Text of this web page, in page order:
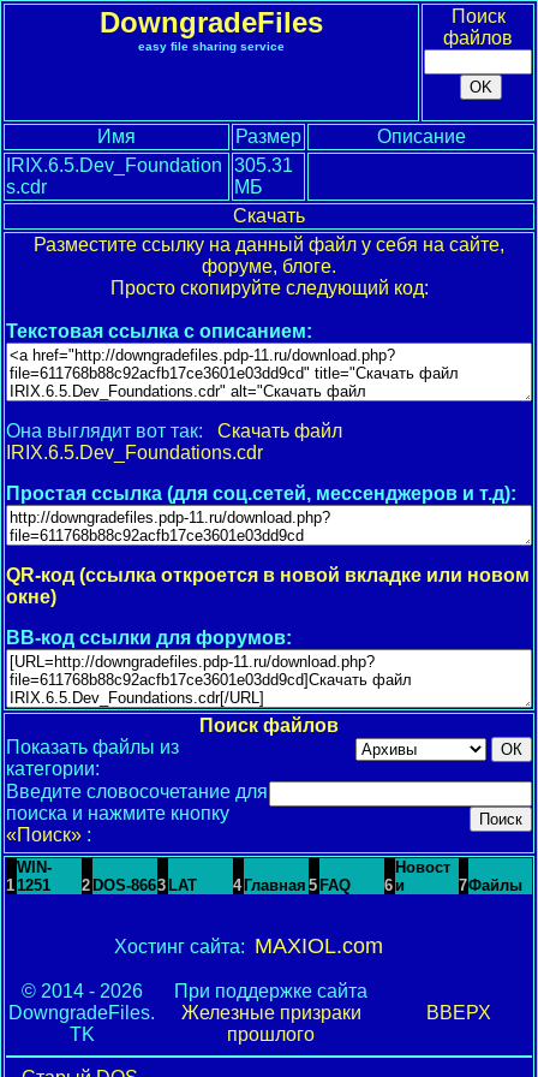
DowngradeFiles
easy file sharing service
Поиск
файлов
Имя Размер
Описание
IRIX.6.5.Dev_Foundation
s.cdr
305.31
МБ
Скачать
Разместите ссылку на данный файл у себя на сайте,
форуме, блоге.
Просто скопируйте следующий код:
Текстовая ссылка с описанием:
Она выглядит вот так: Скачать файл
IRIX.6.5.Dev_Foundations.cdr
Простая ссылка (для соц.сетей, мессенджеров и т.д):
QR-код (ссылка откроется в новой вкладке или новом
окне)
BB-код ссылки для форумов:
Поиск файлов
Показать файлы из
категории:
Введите словосочетание для
поиска и нажмите кнопку
«Поиск» :
1
WIN-
1251
2 DOS-8663 LAT 4 Главная 5 FAQ 6
Новост
и
7Файлы
Хостинг сайта: MAXIOL.com
© 2014 - 2026
DowngradeFiles.
TK
При поддержке сайта
Железные призраки
прошлого
ВВЕРХ